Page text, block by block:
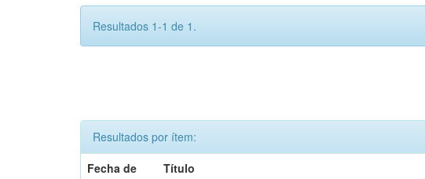
Resultados 1-1 de 1.
Resultados por ítem:
Fecha de
Título